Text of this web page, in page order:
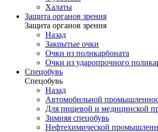
Халаты
Защита органов зрения
Защита органов зрения
Назад
Закрытые очки
Очки из поликарбоната
Очки из ударопрочного
Спецобувь
Спецобувь
Назад
Автомобильной
Для пищевой и медицинской
Зимняя спецобувь
Нефтехимической